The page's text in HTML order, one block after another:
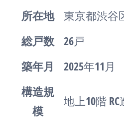
所在地
東京都渋谷
総戸数
26戸
築年月
2025年11月
構造規
模
地上10階 RC